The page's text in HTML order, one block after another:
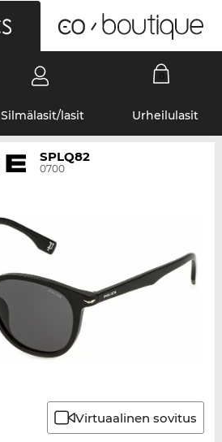
Silmälasit/lasit Urheilulasit
SPLQ82
0700
Virtuaalinen sovitus